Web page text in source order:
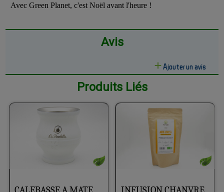
Avec Green Planet, c'est Noël avant l'heure !
Avis
Ajouter un avis
Produits Liés